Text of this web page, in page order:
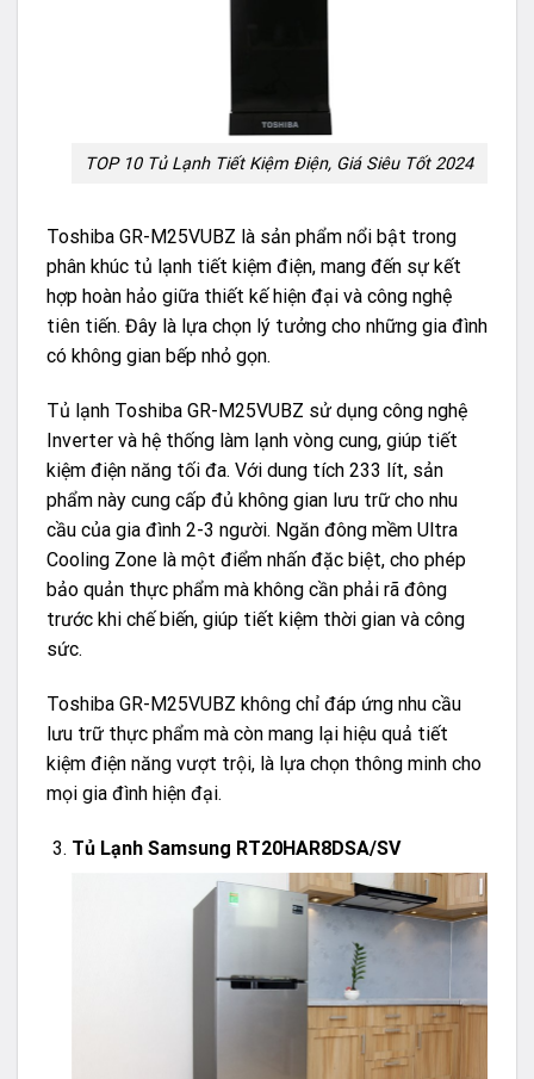
TOP 10 Tủ Lạnh Tiết Kiệm Điện, Giá Siêu Tốt 2024
Toshiba GR-M25VUBZ là sản phẩm nổi bật trong
phân khúc tủ lạnh tiết kiệm điện, mang đến sự kết
hợp hoàn hảo giữa thiết kế hiện đại và công nghệ
tiên tiến. Đây là lựa chọn lý tưởng cho những gia đình
có không gian bếp nhỏ gọn.
Tủ lạnh Toshiba GR-M25VUBZ sử dụng công nghệ
Inverter và hệ thống làm lạnh vòng cung, giúp tiết
kiệm điện năng tối đa. Với dung tích 233 lít, sản
phẩm này cung cấp đủ không gian lưu trữ cho nhu
cầu của gia đình 2-3 người. Ngăn đông mềm Ultra
Cooling Zone là một điểm nhấn đặc biệt, cho phép
bảo quản thực phẩm mà không cần phải rã đông
trước khi chế biến, giúp tiết kiệm thời gian và công
sức.
Toshiba GR-M25VUBZ không chỉ đáp ứng nhu cầu
lưu trữ thực phẩm mà còn mang lại hiệu quả tiết
kiệm điện năng vượt trội, là lựa chọn thông minh cho
mọi gia đình hiện đại.
Tủ Lạnh Samsung RT20HAR8DSA/SV